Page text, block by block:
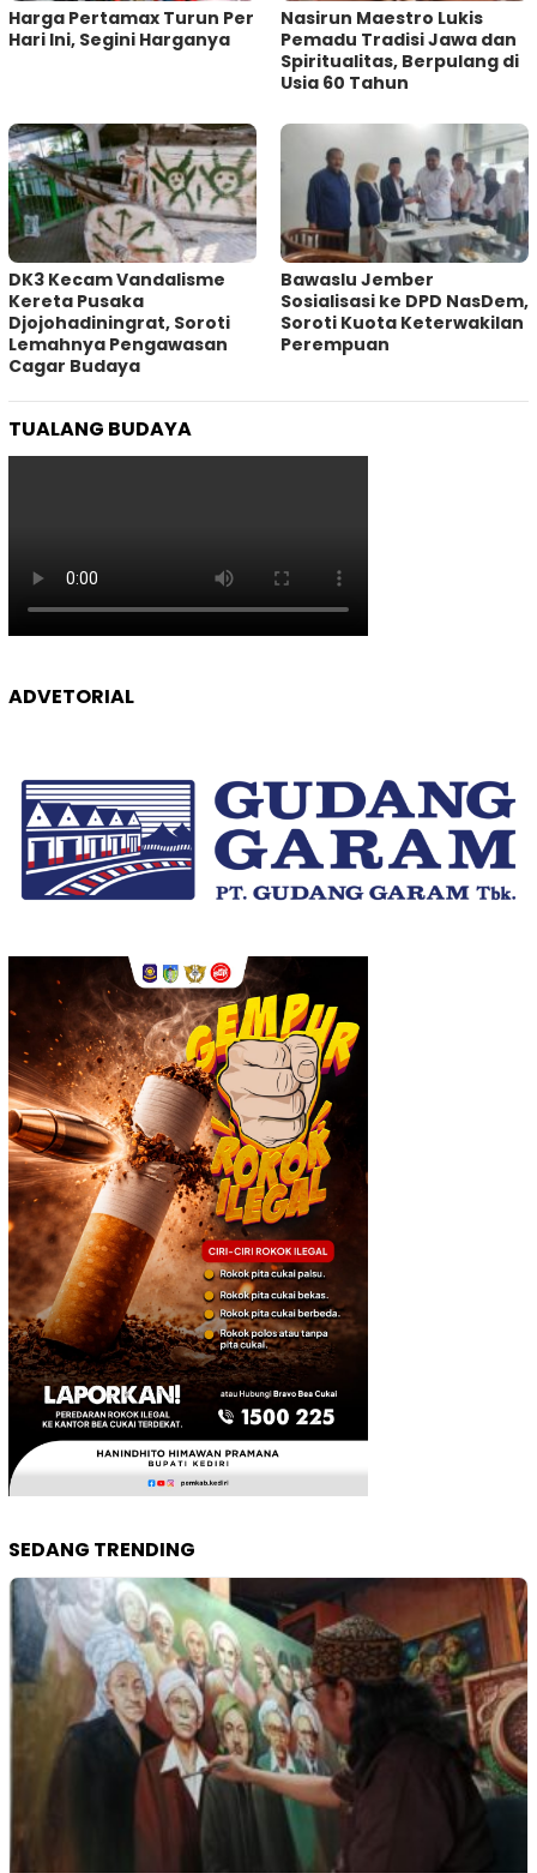
Harga Pertamax Turun Per
Hari Ini, Segini Harganya
‎Nasirun Maestro Lukis
Pemadu Tradisi Jawa dan
Spiritualitas, Berpulang di
Usia 60 Tahun
DK3 Kecam Vandalisme
Kereta Pusaka
Djojohadiningrat, Soroti
Lemahnya Pengawasan
Cagar Budaya
Bawaslu Jember
Sosialisasi ke DPD NasDem,
Soroti Kuota Keterwakilan
Perempuan
TUALANG BUDAYA
ADVETORIAL
SEDANG TRENDING